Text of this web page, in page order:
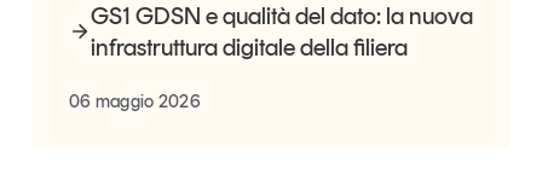
GS1 GDSN e qualità del dato: la nuova
infrastruttura digitale della filiera
06 maggio 2026